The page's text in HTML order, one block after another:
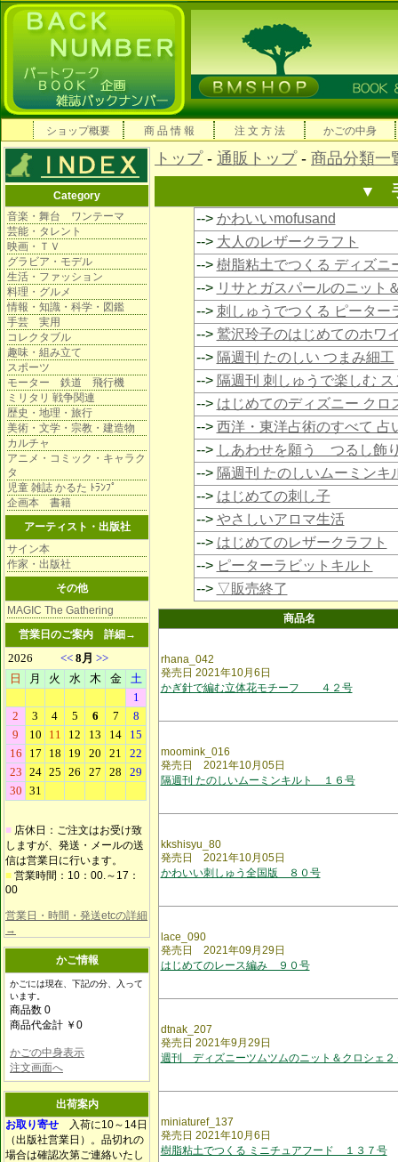
ショップ概要 商 品 情 報 注 文 方 法 かごの中身
Category
音楽・舞台 ワンテーマ
芸能・タレント
映画・ＴＶ
グラビア・モデル
生活・ファッション
料理・グルメ
情報・知識・科学・図鑑
手芸 実用
コレクタブル
趣味・組み立て
スポーツ
モーター 鉄道 飛行機
ミリタリ 戦争関連
歴史・地理・旅行
美術・文学・宗教・建造物
カルチャ
アニメ・コミック・キャラク
タ
児童 雑誌 かるた ﾄﾗﾝﾌﾟ
企画本 書籍
アーティスト・出版社
サイン本
作家・出版社
その他
MAGIC The Gathering
営業日のご案内 詳細→
■ 店休日：ご注文はお受け致
しますが、発送・メールの送
信は営業日に行います。
■ 営業時間：10：00.～17：
00
営業日・時間・発送etcの詳細
→
かご情報
かごには現在、下記の分、入って
います。
商品数 0
商品代金計 ￥0
かごの中身表示
注文画面へ
出荷案内
お取り寄せ 入荷に10～14日
（出版社営業日）。品切れの
場合は確認次第ご連絡いたし
トップ- 通販トップ- 商品分類一
▼
--> かわいいmofusand
--> 大人のレザークラフト
--> 樹脂粘土でつくる ディズニ
--> リサとガスパールのニット
--> 刺しゅうでつくる ピーター
--> 鷲沢玲子のはじめてのホワ
--> 隔週刊 たのしい つまみ細工
--> 隔週刊 刺しゅうで楽しむ
--> はじめてのディズニー クロ
--> 西洋・東洋占術のすべて 占
--> しあわせを願う つるし飾
--> 隔週刊 たのしいムーミンキ
--> はじめての刺し子
--> やさしいアロマ生活
--> はじめてのレザークラフト
--> ピーターラビットキルト
--> ▽販売終了
商品名
rhana_042
発売日 2021年10月6日
かぎ針で編む立体花モチーフ ４２号
moomink_016
発売日 2021年10月05日
隔週刊 たのしいムーミンキルト １６号
kkshisyu_80
発売日 2021年10月05日
かわいい刺しゅう全国版 ８０号
lace_090
発売日 2021年09月29日
はじめてのレース編み ９０号
dtnak_207
発売日 2021年9月29日
週刊 ディズニーツムツムのニット＆クロシェ２
miniaturef_137
発売日 2021年10月6日
樹脂粘土でつくる ミニチュアフード １３７号